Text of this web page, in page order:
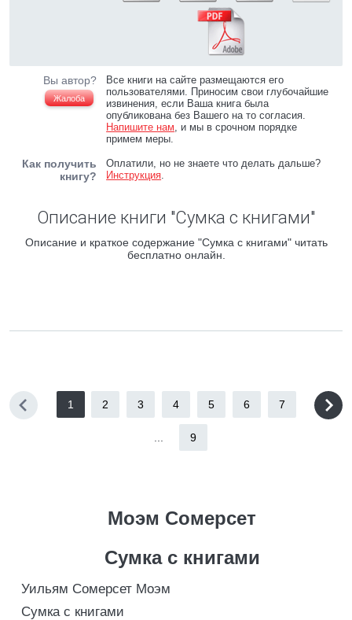
Вы автор?
Жалоба
Все книги на сайте размещаются его
пользователями. Приносим свои глубочайшие
извинения, если Ваша книга была
опубликована без Вашего на то согласия.
Напишите нам, и мы в срочном порядке
примем меры.
Как получить
книгу?
Оплатили, но не знаете что делать дальше?
Инструкция.
Описание книги "Сумка с книгами"
Описание и краткое содержание "Сумка с книгами" читать
бесплатно онлайн.
1 2 3 4 5 6 7
9
Моэм Сомерсет
Сумка с книгами
Уильям Сомерсет Моэм
Сумка с книгами